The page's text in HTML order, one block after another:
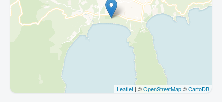
Leaflet | ©OpenStreetMap©CartoDB